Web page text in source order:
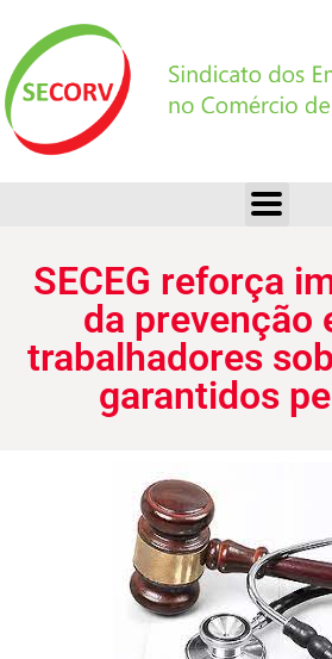
SECEG reforça
da prevenção
trabalhadores
garantidos